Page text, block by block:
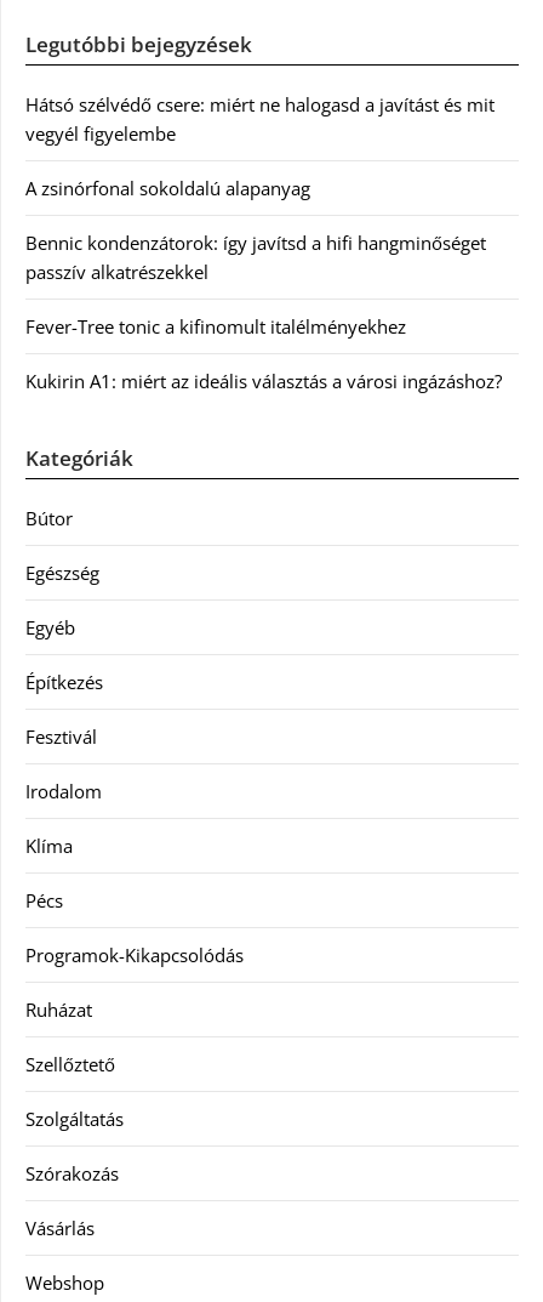
Legutóbbi bejegyzések
Hátsó szélvédő csere: miért ne halogasd a javítást és mit
vegyél figyelembe
A zsinórfonal sokoldalú alapanyag
Bennic kondenzátorok: így javítsd a hifi hangminőséget
passzív alkatrészekkel
Fever-Tree tonic a kifinomult italélményekhez
Kukirin A1: miért az ideális választás a városi ingázáshoz?
Kategóriák
Bútor
Egészség
Egyéb
Építkezés
Fesztivál
Irodalom
Klíma
Pécs
Programok-Kikapcsolódás
Ruházat
Szellőztető
Szolgáltatás
Szórakozás
Vásárlás
Webshop